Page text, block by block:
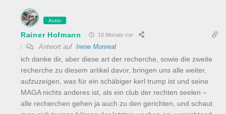
Autor
Rainer Hofmann 10 Monate vor
Antwort auf Irene Monreal
ich danke dir, aber diese art der recherche, sowie die zweite
recherche zu diesem artikel davor, bringen uns alle weiter,
aufzuzeigen, was für ein schäbiger kerl trump ist und seine
MAGA nichts anderes ist, als ein club der rechten seelen –
alle recherchen gehen ja auch zu den gerichten, und schaut